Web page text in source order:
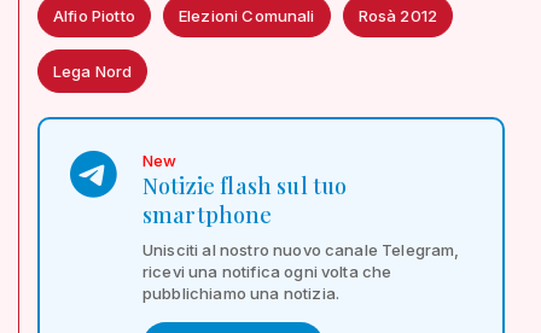
Alfio Piotto Elezioni Comunali Rosà 2012
Lega Nord
New
Notizie flash sul tuo
smartphone
Unisciti al nostro nuovo canale Telegram,
ricevi una notifica ogni volta che
pubblichiamo una notizia.